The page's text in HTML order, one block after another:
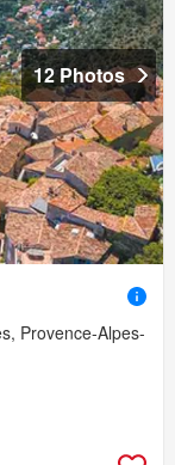
12 Photos
Provence-Alpes-